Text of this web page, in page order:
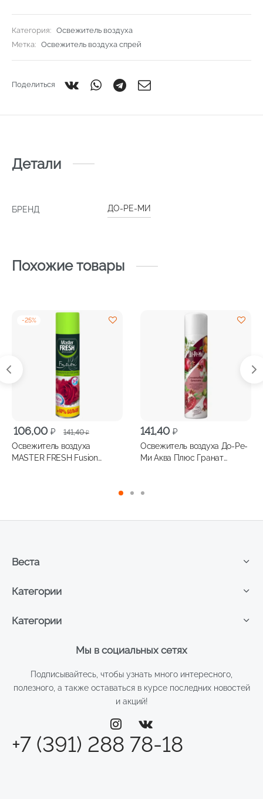
Категория: Освежитель воздуха
Метка: Освежитель воздуха спрей
Поделиться
Детали
БРЕНД ДО-РЕ-МИ
Похожие товары
-25%
141,40₽
Первоначальная
цена
составляла
106,00 ₽
Текущая
цена:
106,00 ₽.
Освежитель воздуха
MASTER FRESH Fusion
141,40 ₽
Освежитель воздуха До-Ре-
Ми Аква Плюс Гранат
Мы в социальных сетях
Подписывайтесь, чтобы узнать много интересного,
полезного, а также оставаться в курсе последних новостей
и акций!
+7 (391) 288 78-18
Категории
Категории
Веста